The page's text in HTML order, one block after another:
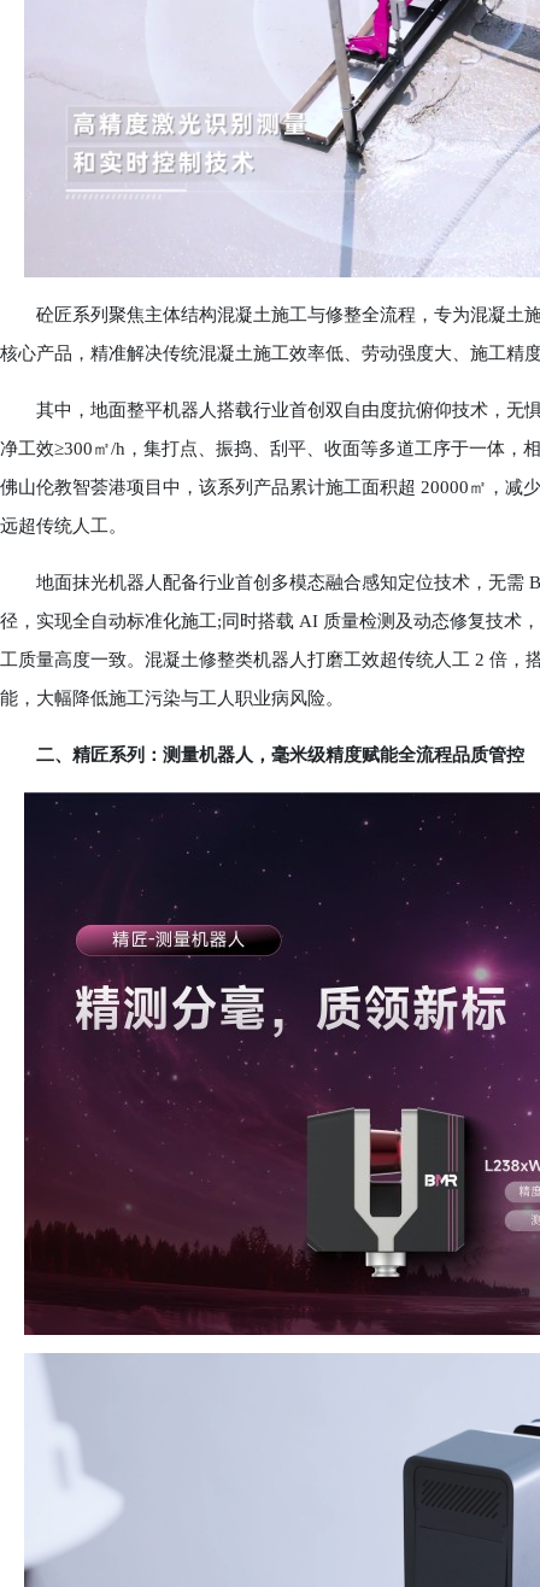
砼匠系列聚焦主体结构混凝土施工与修整全流程，专为混凝土
核心产品，精准解决传统混凝土施工效率低、劳动强度大、施工精
其中，地面整平机器人搭载行业首创双自由度抗俯仰技术，无
净工效≥300㎡/h，集打点、振捣、刮平、收面等多道工序于一体，
佛山伦教智荟港项目中，该系列产品累计施工面积超 20000㎡，减
远超传统人工。
地面抹光机器人配备行业首创多模态融合感知定位技术，无需
径，实现全自动标准化施工;同时搭载 AI 质量检测及动态修复技术
工质量高度一致。混凝土修整类机器人打磨工效超传统人工 2 倍
能，大幅降低施工污染与工人职业病风险。
二、精匠系列：测量机器人，毫米级精度赋能全流程品质管控